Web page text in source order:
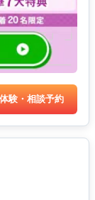
体験・相談予約